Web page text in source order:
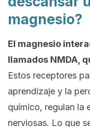
magnesio?
El magnesio
llamados NMDA,
Estos receptores
aprendizaje y la
químico, regulan la
nerviosas. Lo que